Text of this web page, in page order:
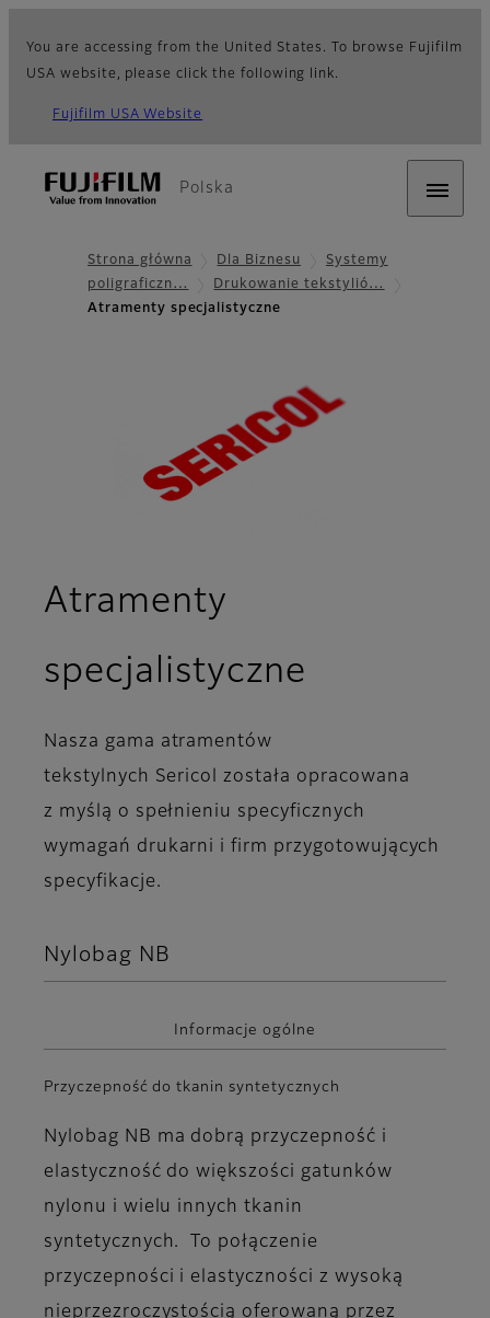
You are accessing from the United States. To browse Fujifilm
USA website, please click the following link.
Fujifilm USA Website
Polska
Strona główna Dla Biznesu
Systemy
poligraficzn…
Drukowanie tekstylió…
Atramenty specjalistyczne
Atramenty
specjalistyczne
Nasza gama atramentów
tekstylnych Sericol została opracowana
z myślą o spełnieniu specyficznych
wymagań drukarni i firm przygotowujących
specyfikacje.
Nylobag NB
Informacje ogólne
Przyczepność do tkanin syntetycznych
Nylobag NB ma dobrą przyczepność i
elastyczność do większości gatunków
nylonu i wielu innych tkanin
syntetycznych. To połączenie
przyczepności i elastyczności z wysoką
nieprzezroczystością oferowaną przez